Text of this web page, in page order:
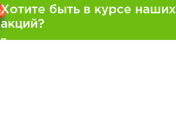
Хотите быть в курсе наших
акций?
Подпишитесь на рассылку